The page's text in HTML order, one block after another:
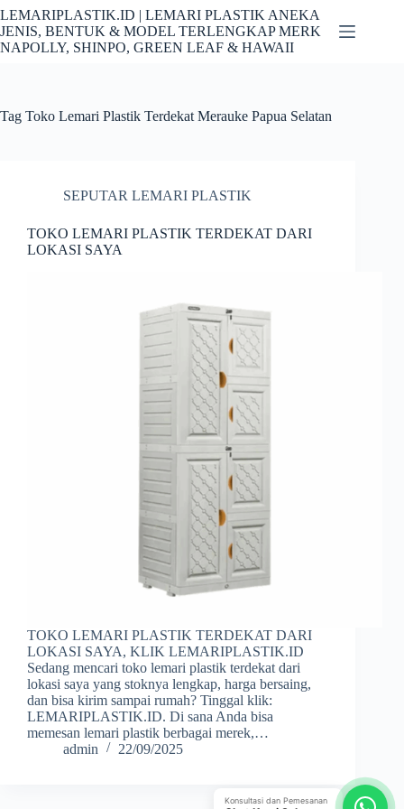
Skip
to
content
LEMARIPLASTIK.ID | LEMARI PLASTIK ANEKA
JENIS, BENTUK & MODEL TERLENGKAP MERK
NAPOLLY, SHINPO, GREEN LEAF & HAWAII
Tag Toko Lemari Plastik Terdekat Merauke Papua Selatan
SEPUTAR LEMARI PLASTIK
TOKO LEMARI PLASTIK TERDEKAT DARI
LOKASI SAYA
TOKO LEMARI PLASTIK TERDEKAT DARI
LOKASI SAYA, KLIK LEMARIPLASTIK.ID
Sedang mencari toko lemari plastik terdekat dari
lokasi saya yang stoknya lengkap, harga bersaing,
dan bisa kirim sampai rumah? Tinggal klik:
LEMARIPLASTIK.ID. Di sana Anda bisa
memesan lemari plastik berbagai merek,…
admin
22/09/2025
Konsultasi dan Pemesanan